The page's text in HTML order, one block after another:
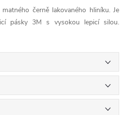
černě lakovaného hliníku. Je
pásky 3M s vysokou lepicí silou.